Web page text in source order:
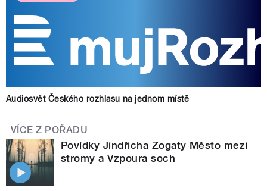
Audiosvět Českého rozhlasu na jednom místě
VÍCE Z POŘADU
Povídky Jindřicha Zogaty Město mezi
stromy a Vzpoura soch